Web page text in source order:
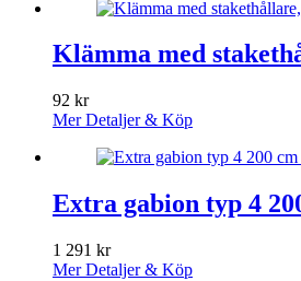
Klämma med
92 kr
Mer Detaljer & Köp
Extra gabion typ 4
1 291 kr
Mer Detaljer & Köp